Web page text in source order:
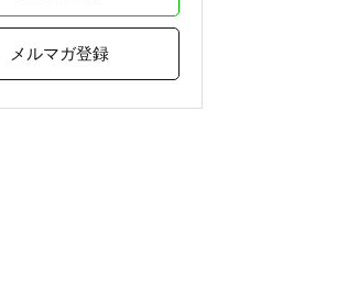
メルマガ登録